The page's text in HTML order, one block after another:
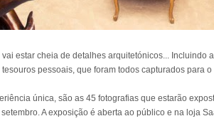
estar cheia de detalhes arquitetónicos... Incluindo
pessoais, que foram todos capturados para o
única, são as 45 fotografias que estarão
A exposição é aberta ao público e na loja